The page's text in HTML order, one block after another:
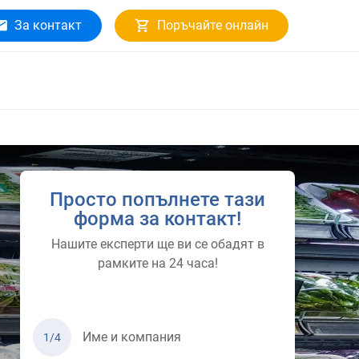
За контакт Поръчайте онлайн
Просто попълнете тази
форма за контакт!
Нашите експерти ще ви се обадят в
рамките на 24 часа!
1/4 Име и компания